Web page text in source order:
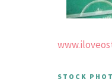
STOCK